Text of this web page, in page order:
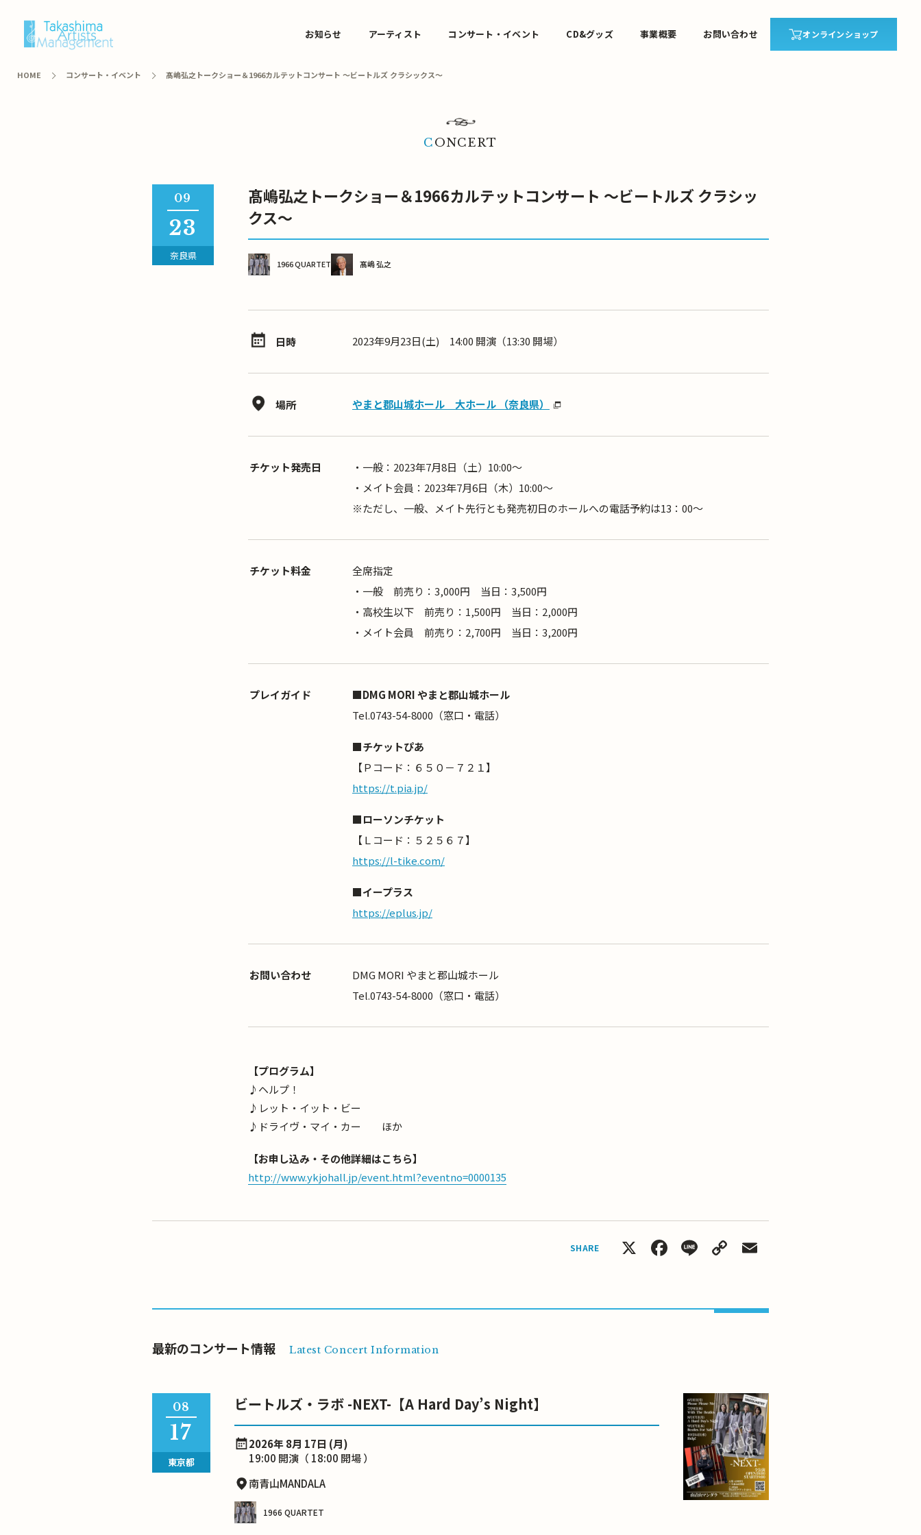
お知らせ アーティスト コンサート・イベント CD&グッズ 事業概要 お問い合わせ オンラインショップ
HOME コンサート・イベント 髙嶋弘之トークショー＆1966カルテットコンサート ～ビートルズ クラシックス～
CONCERT
髙嶋弘之トークショー＆1966カルテットコンサート ～ビートルズ クラシッ
クス～
1966 QUARTET 髙嶋 弘之
09
23
奈良県
日時 2023年9月23日(土) 14:00 開演（13:30 開場）
場所 やまと郡山城ホール 大ホール （奈良県）
チケット発売日
・一般：2023年7月8日（土）10:00～
・メイト会員：2023年7月6日（木）10:00～
※ただし、一般、メイト先行とも発売初日のホールへの電話予約は13：00～
チケット料金
全席指定
・一般 前売り：3,000円 当日：3,500円
・高校生以下 前売り：1,500円 当日：2,000円
・メイト会員 前売り：2,700円 当日：3,200円
プレイガイド
■DMG MORI やまと郡山城ホール
Tel.0743-54-8000（窓口・電話）
■チケットぴあ
【Ｐコード：６５０－７２１】
https://t.pia.jp/
■ローソンチケット
【Ｌコード：５２５６７】
https://l-tike.com/
■イープラス
https://eplus.jp/
お問い合わせ
DMG MORI やまと郡山城ホール
Tel.0743-54-8000（窓口・電話）
【プログラム】
♪ヘルプ！
♪レット・イット・ビー
♪ドライヴ・マイ・カー ほか
【お申し込み・その他詳細はこちら】
http://www.ykjohall.jp/event.html?eventno=0000135
SHARE X Facebook
LineCopy
最新のコンサート情報 Latest Concert Information
ビートルズ・ラボ -NEXT-【A Hard Day’s Night】
2026年 8月 17日 (月)
19:00 開演（ 18:00 開場 ）
南青山MANDALA
1966 QUARTET
08
17
東京都